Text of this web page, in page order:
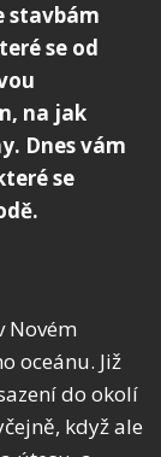
stavbám
se od
na jak
Dnes vám
se
Novém
oceánu. Již
do okolí
když ale